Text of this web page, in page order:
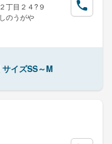
丁目２４?９
のうがや
イズSS～M